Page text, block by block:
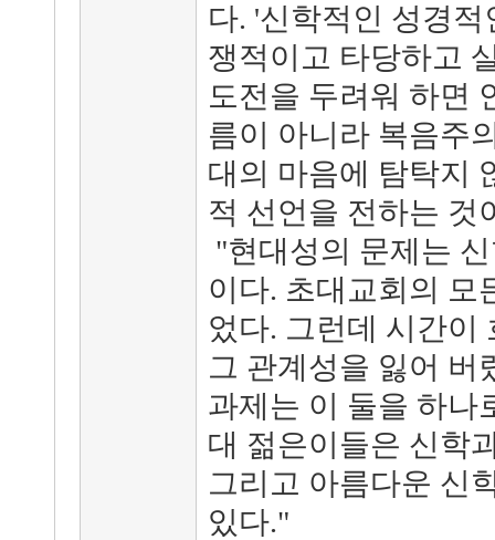
다. '신학적인 성경
쟁적이고 타당하고
도전을 두려워 하면
름이 아니라 복음주
대의 마음에 탐탁지
적 선언을 전하는 것
"현대성의 문제는
이다. 초대교회의 모
었다. 그런데 시간이
그 관계성을 잃어 버
과제는 이 둘을 하나
대 젊은이들은 신학
그리고 아름다운 신
있다."